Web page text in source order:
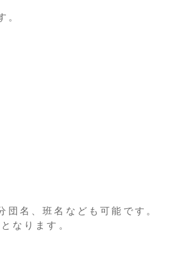
。
団名、班名なども可能です。
なります。